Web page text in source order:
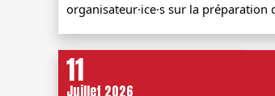
organisateur·ice·s sur la préparation
11
Juillet 2026